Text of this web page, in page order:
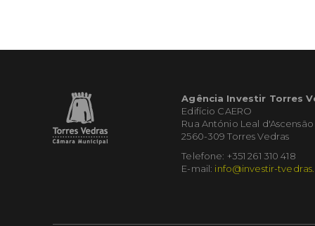
Agência Investir Torres
Edifício CAERO
Rua António Leal d'Ascensão
2560-309 Torres Vedras
Telefone: +351 261 310 418
E-mail: info@investir-